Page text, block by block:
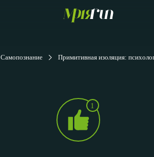
1
Самопознание Примитивная изоляция: